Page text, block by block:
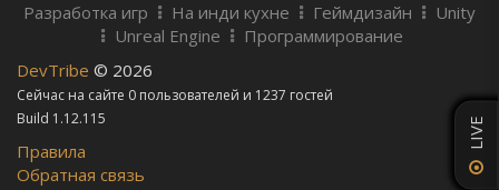
LIVE
Разработка игр На инди кухне Геймдизайн
Unity
Unreal Engine
Программирование
DevTribe © 2026
Сейчас на сайте 0 пользователей и 1237 гостей
Build 1.12.115
Правила
Обратная связь